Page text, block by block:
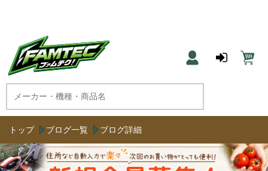
トップ ブログ一覧 ブログ詳細